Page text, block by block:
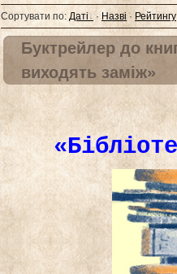
Сортувати по: Даті · Назві · Рейтингу
Буктрейлер до
виходять заміж»